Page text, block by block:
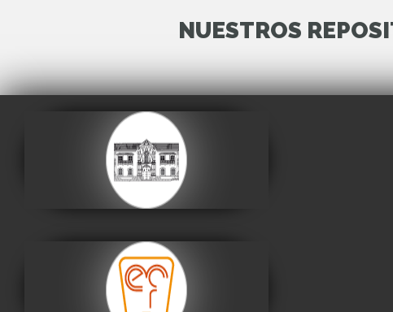
NUESTROS
Casa de la Libertad
Visitar
Museo Nacional de
Etnografía y Folklore